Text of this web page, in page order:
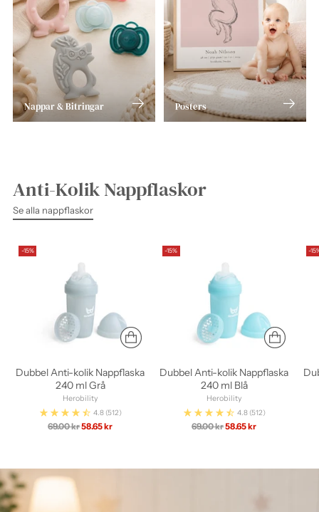
Nappar & Bitringar Posters
Anti-Kolik Nappflaskor
Se alla nappflaskor
-15%
Dubbel Anti-kolik Nappflaska
240 ml Grå
Herobility
4.8 (512)
Ordinarie
69.00 kr58.65 kr
-15%
Dubbel Anti-kolik Nappflaska
240 ml Blå
Herobility
4.8 (512)
Ordinarie
69.00 kr58.65 kr
-